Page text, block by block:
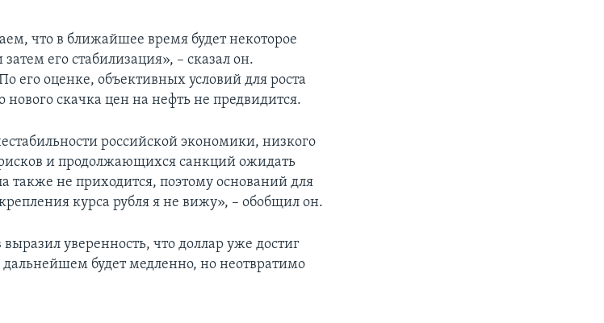
что в ближайшее время будет некоторое
затем его стабилизация», – сказал он.
его оценке, объективных условий для роста
нового скачка цен на нефть не предвидится.
российской экономики, низкого
и продолжающихся санкций ожидать
также не приходится, поэтому оснований для
курса рубля я не вижу», – обобщил он.
уверенность, что доллар уже достиг
дальнейшем будет медленно, но неотвратимо